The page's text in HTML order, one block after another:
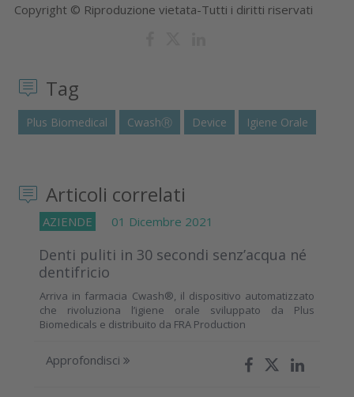
Copyright © Riproduzione vietata-Tutti i diritti riservati
Tag
Plus Biomedical CwashⓇ Device Igiene Orale
Articoli correlati
AZIENDE 01 Dicembre 2021
Denti puliti in 30 secondi senz’acqua né
dentifricio
Arriva in farmacia Cwash®, il dispositivo automatizzato
che rivoluziona l’igiene orale sviluppato da Plus
Biomedicals e distribuito da FRA Production
Approfondisci